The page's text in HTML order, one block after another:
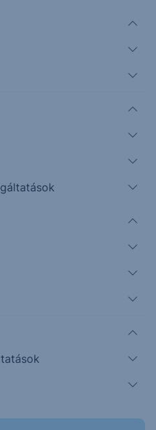
befektetési
keresel?
kínálatával különböző
megfelelő befektetési
között találsz olyat, ahol a
vagy termékek negatív
mellett érhetsz